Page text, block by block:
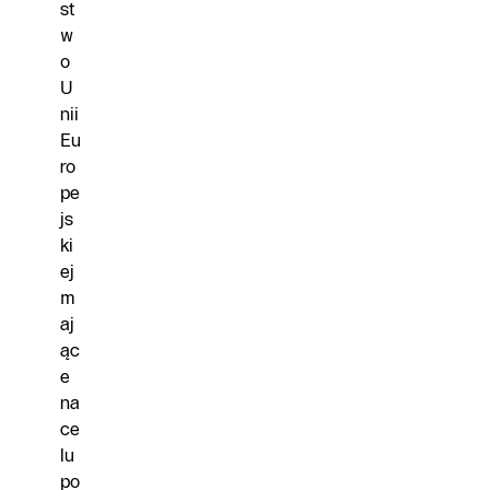
st
w
o
U
nii
Eu
ro
pe
js
ki
ej
m
aj
ąc
e
na
ce
lu
po